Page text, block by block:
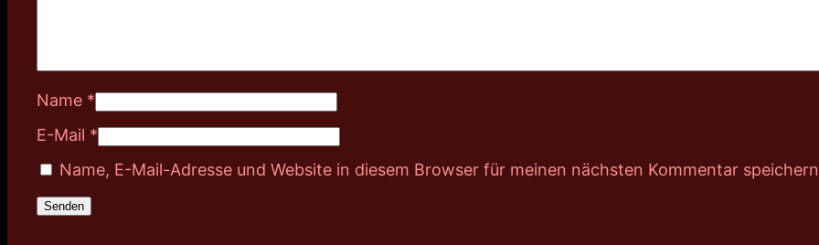
Name *
E-Mail *
Name, E-Mail-Adresse und Website in diesem Browser für meinen nächsten Kommentar